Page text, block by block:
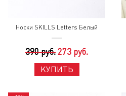
Носки SKILLS Letters Белый
390 руб. 273 руб.
КУПИТЬ